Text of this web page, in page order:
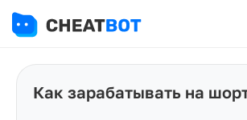
Как зарабатывать на